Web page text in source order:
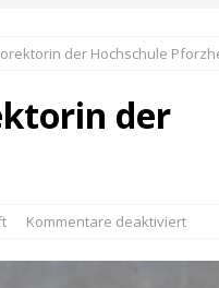
Fasnetsumzugs Dillweißenstein
hinter PF-Bits lebt nicht mehr
der Hochschule
der
Kommentare deaktiviert